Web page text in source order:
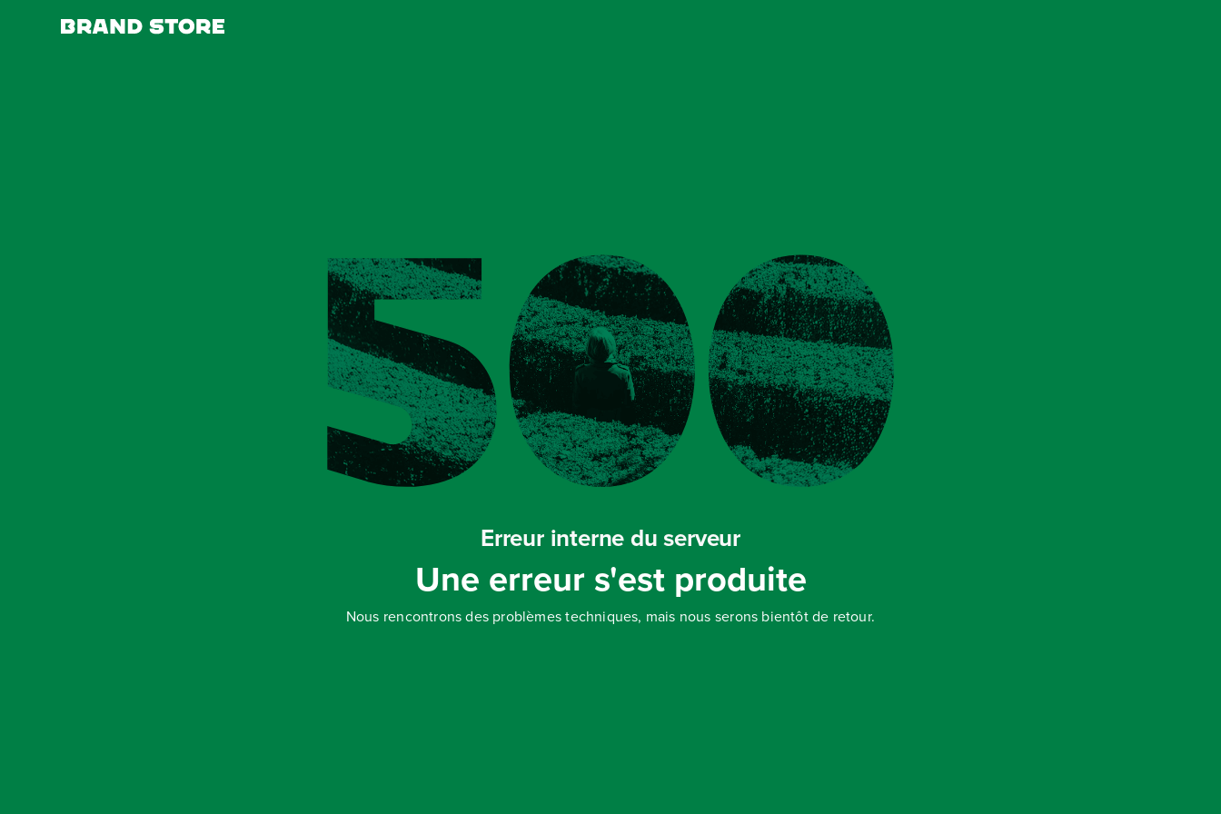
Erreur interne du serveur
Une erreur s'est produite
Nous rencontrons des problèmes techniques, mais nous serons bientôt de retour.